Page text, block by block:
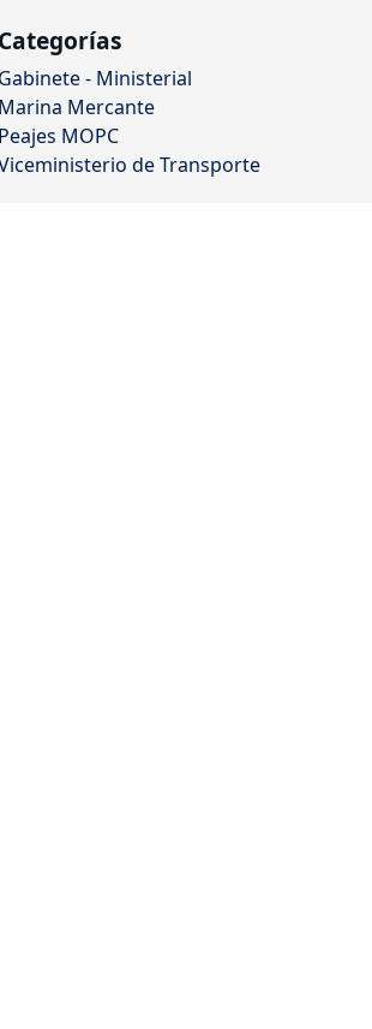
Categorías
Gabinete - Ministerial
Marina Mercante
Peajes MOPC
de Transporte